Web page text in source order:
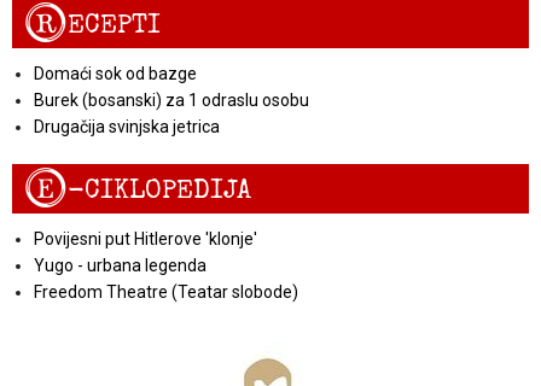
RECEPTI
Domaći sok od bazge
Burek (bosanski) za 1 odraslu osobu
Drugačija svinjska jetrica
E-CIKLOPEDIJA
Povijesni put Hitlerove 'klonje'
Yugo - urbana legenda
Freedom Theatre (Teatar slobode)